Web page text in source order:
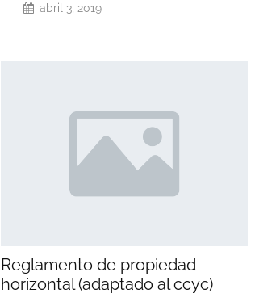
abril 3, 2019
Reglamento de propiedad
horizontal (adaptado al ccyc)